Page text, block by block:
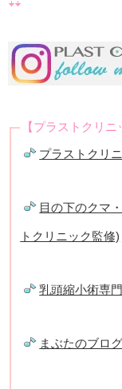
【プラストクリニ
プラストクリ
目の下のクマ
トクリニック監修)
乳頭縮小術専
まぶたのブロ